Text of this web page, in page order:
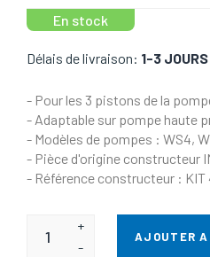
En stock
Délais de livraison: 1-3 JOURS
- Pour les 3 pistons de la
- Adaptable sur pompe haute
- Modèles de pompes : WS4,
- Pièce d'origine constructeur
- Référence constructeur : KIT
+
-
AJOUTER